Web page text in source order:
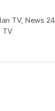
TV, News 24
TV